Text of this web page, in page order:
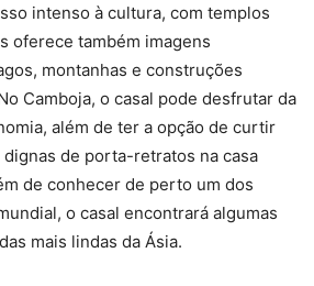
intenso à cultura, com templos
oferece também imagens
montanhas e construções
Camboja, o casal pode desfrutar da
além de ter a opção de curtir
de porta-retratos na casa
de conhecer de perto um dos
o casal encontrará algumas
mais lindas da Ásia.